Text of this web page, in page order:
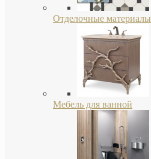
Отделочные материалы
Мебель для ванной